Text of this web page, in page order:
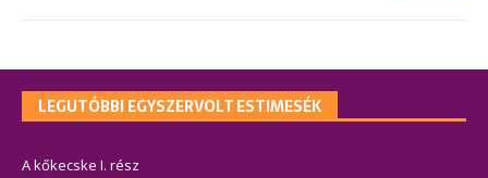
LEGUTÓBBI EGYSZERVOLT ESTIMESÉK
A kőkecske I. rész